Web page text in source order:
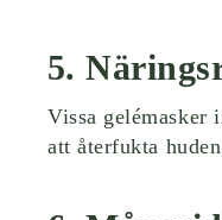
5.
Vissa
att återfukta